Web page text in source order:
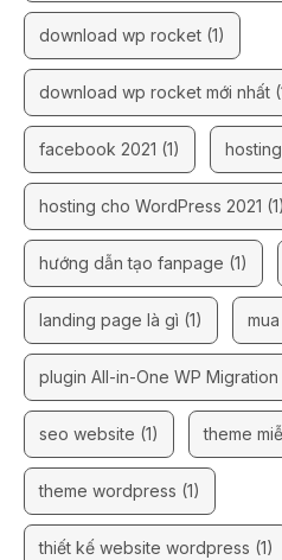
download wp rocket (1)
download wp rocket mới nhất
facebook 2021 (1) hosting
hosting cho WordPress 2021 (1)
hướng dẫn tạo fanpage (1)
landing page là gì (1)
plugin All-in-One WP Migration
seo website (1) theme
theme wordpress (1)
thiết kế website wordpress (1)